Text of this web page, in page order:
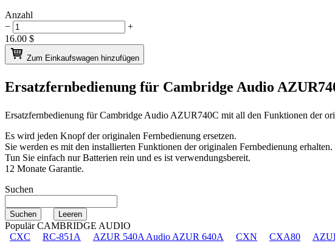
Anzahl
−
+
16.00 $
Zum Einkaufswagen hinzufügen
Ersatzfernbedienung für Cambridge Audio
Ersatzfernbedienung fürCambridge Audio AZUR740C mit all den Funktionen der
Es wird jeden Knopf der originalen Fernbedienung ersetzen.
Sie werden es mit den installierten Funktionen der originalen Fernbedienung erhalten.
Tun Sie einfach nur Batterien rein und es ist verwendungsbereit.
12 Monate Garantie.
Suchen
Populär CAMBRIDGE AUDIO
CXC
RC-851A AZUR 540A Audio AZUR 640A CXN CXA80